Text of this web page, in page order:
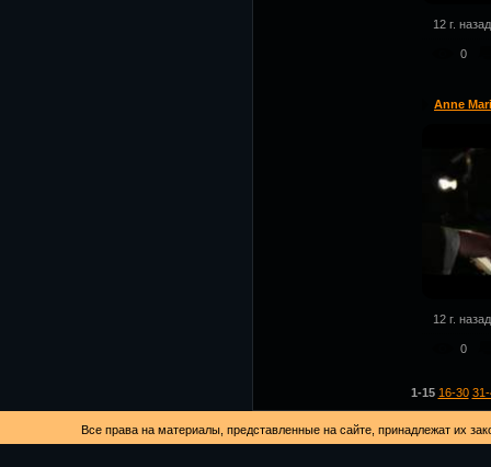
12 г. назад
0
Anne
12 г. назад
0
1-15 16-30
Все права на материалы, представленные на сайте, принадлежат их